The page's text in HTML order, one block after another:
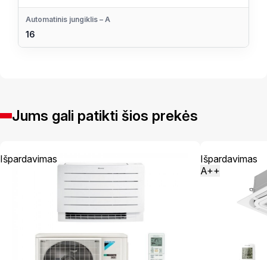
Automatinis jungiklis – A
16
Jums gali patikti šios prekės
Išpardavimas
Išpardavimas
A++